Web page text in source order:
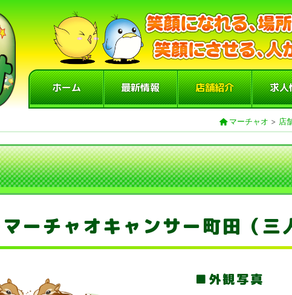
ホーム 最新情報 店舗紹介 求人
マーチャオ > 店
マーチャオキャンサー町田（三
外観写真